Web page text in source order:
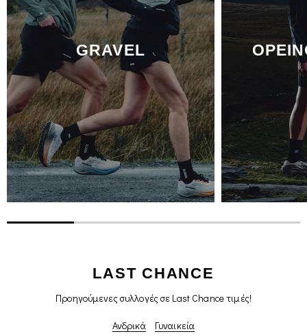
GRAVEL
LAST CHANCE
Προηγούμενες συλλογές σε Last Chance τιμές!
Ανδρικά Γυναικεία